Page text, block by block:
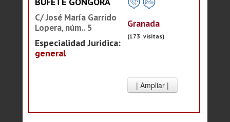
C/ José María Garrido
Lopera, núm.. 5
Especialidad Juridica:
general
Granada
(173 visitas)